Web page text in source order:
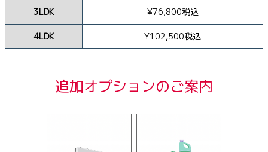
3LDK ¥76,800税込
4LDK ¥102,500税込
追加オプションのご案内